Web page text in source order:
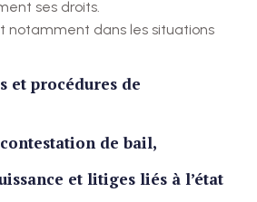
ses droits.
notamment dans les situations
et procédures de
de bail,
et litiges liés à l’état